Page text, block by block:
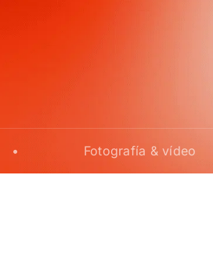
• Fotografía & vídeo